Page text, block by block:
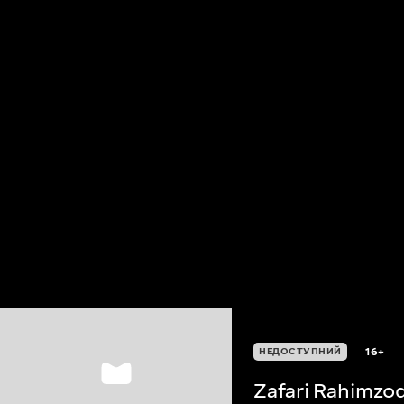
НЕДОСТУПНИЙ 16+
Zafari